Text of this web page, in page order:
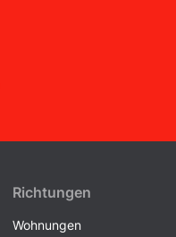
Richtungen
Wohnungen